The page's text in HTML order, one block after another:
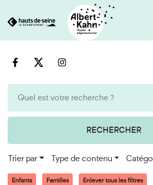
au
RECHERCHER
Trier par Type de contenu
Enfants Familles Enlever tous les filtres
Cookies et traceurs utilisés sur ce site